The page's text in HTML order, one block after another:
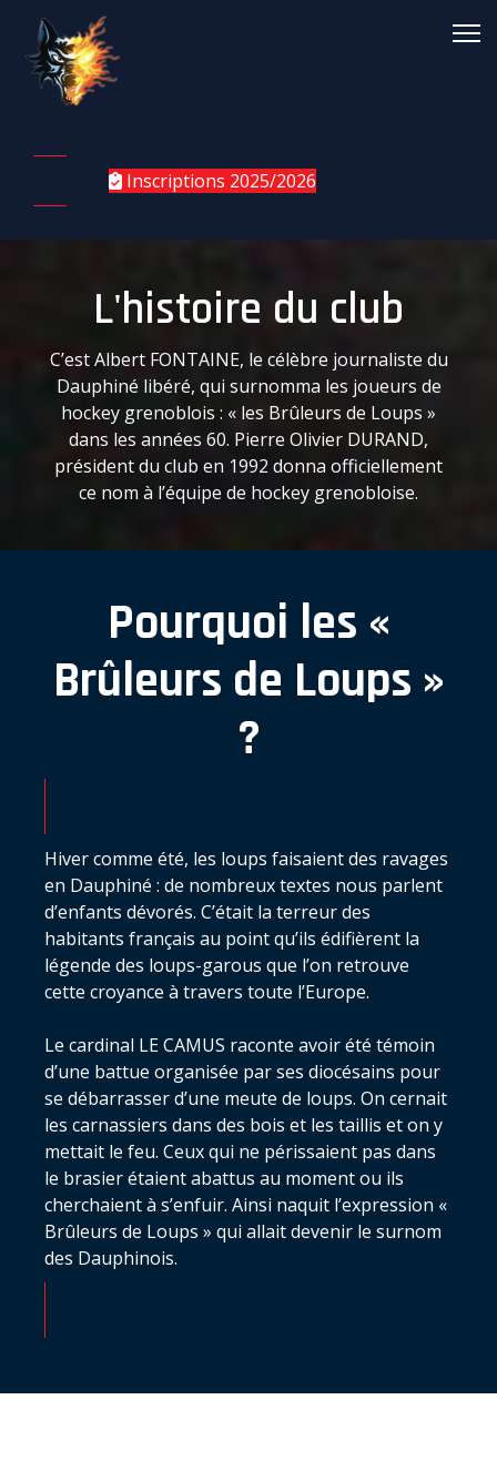
Inscriptions 2025/2026
L'histoire du club
C’est Albert FONTAINE, le célèbre journaliste du
Dauphiné libéré, qui surnomma les joueurs de
hockey grenoblois : « les Brûleurs de Loups »
dans les années 60. Pierre Olivier DURAND,
président du club en 1992 donna officiellement
ce nom à l’équipe de hockey grenobloise.
Pourquoi les «
Brûleurs de Loups »
?
Hiver comme été, les loups faisaient des ravages
en Dauphiné : de nombreux textes nous parlent
d’enfants dévorés. C’était la terreur des
habitants français au point qu’ils édifièrent la
légende des loups-garous que l’on retrouve
cette croyance à travers toute l’Europe.
Le cardinal LE CAMUS raconte avoir été témoin
d’une battue organisée par ses diocésains pour
se débarrasser d’une meute de loups. On cernait
les carnassiers dans des bois et les taillis et on y
mettait le feu. Ceux qui ne périssaient pas dans
le brasier étaient abattus au moment ou ils
cherchaient à s’enfuir. Ainsi naquit l’expression «
Brûleurs de Loups » qui allait devenir le surnom
des Dauphinois.